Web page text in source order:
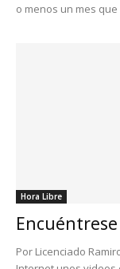
o menos un mes
Hora Libre
Por Licenciado